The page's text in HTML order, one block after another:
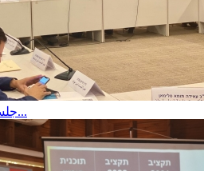
جلسة نقاش ميزانية الدولة في...